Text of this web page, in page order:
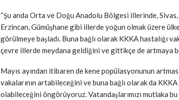
“Şu anda Orta ve Doğu Anadolu Bölgesi illerinde,
Erzincan, Gümüşhane gibi illerde yoğun olmak üzere
görülmeye başladı. Buna bağlı olarak KKKA hastalığı
çevre illerde meydana geldiğini ve gittikçe de artmaya
Mayıs ayından itibaren de kene popülasyonunun
vakalarının artabileceğini ve buna bağlı olarak da KKKA
olabileceğini öngörüyoruz. Vatandaşlarımızı mutlaka